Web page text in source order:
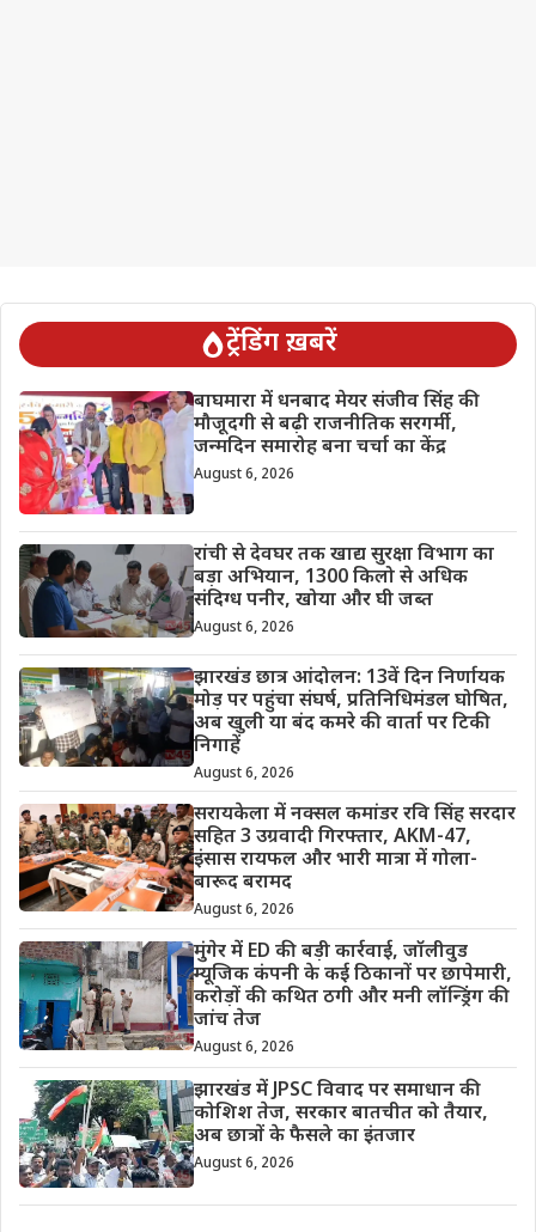
ट्रेंडिंग ख़बरें
बाघमारा में धनबाद मेयर संजीव सिंह की
मौजूदगी से बढ़ी राजनीतिक सरगर्मी,
जन्मदिन समारोह बना चर्चा का केंद्र
August 6, 2026
रांची से देवघर तक खाद्य सुरक्षा विभाग का
बड़ा अभियान, 1300 किलो से अधिक
संदिग्ध पनीर, खोया और घी जब्त
August 6, 2026
झारखंड छात्र आंदोलन: 13वें दिन निर्णायक
मोड़ पर पहुंचा संघर्ष, प्रतिनिधिमंडल घोषित,
अब खुली या बंद कमरे की वार्ता पर टिकी
निगाहें
August 6, 2026
सरायकेला में नक्सल कमांडर रवि सिंह सरदार
सहित 3 उग्रवादी गिरफ्तार, AKM-47,
इंसास रायफल और भारी मात्रा में गोला-
बारूद बरामद
August 6, 2026
मुंगेर में ED की बड़ी कार्रवाई, जॉलीवुड
म्यूजिक कंपनी के कई ठिकानों पर छापेमारी,
करोड़ों की कथित ठगी और मनी लॉन्ड्रिंग की
जांच तेज
August 6, 2026
झारखंड में JPSC विवाद पर समाधान की
कोशिश तेज, सरकार बातचीत को तैयार,
अब छात्रों के फैसले का इंतजार
August 6, 2026